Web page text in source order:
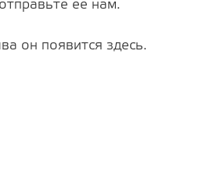
ее нам.
он появится здесь.